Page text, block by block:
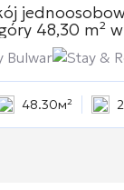
48,30 m² w
Bulwar Stay &
48.30м²